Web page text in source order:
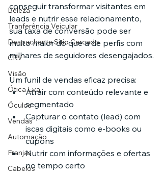
Beleza
Tranferência Veicular
Despachante Sítio Cercado
CRV
Visão
Ótica Eva
Óculos
Vendas
Automação
Franjas
Cabelos
conseguir transformar visitantes em
leads e nutrir esse relacionamento,
sua taxa de conversão pode ser
muito maior do que a de perfis com
milhares de seguidores desengajados.
Um funil de vendas eficaz precisa:
Atrair com conteúdo relevante e
segmentado
Capturar o contato (lead) com
iscas digitais como e-books ou
cupons
Nutrir com informações e ofertas
no tempo certo